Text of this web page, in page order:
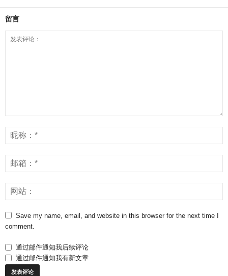
留言
Save my name, email, and website in this browser for the next time I
comment.
通过邮件通知我后续评论
通过邮件通知我有新文章